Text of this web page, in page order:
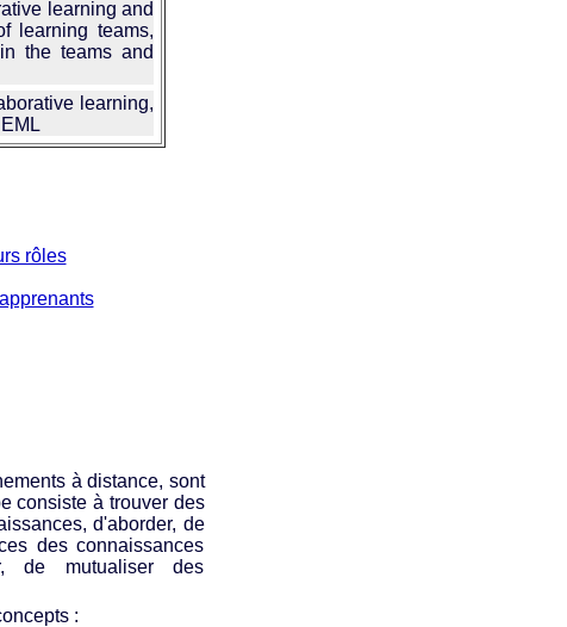
learning and
learning teams,
the teams and
learning,
rôles
à distance, sont
consiste à trouver des
d'aborder, de
des connaissances
de mutualiser des
: